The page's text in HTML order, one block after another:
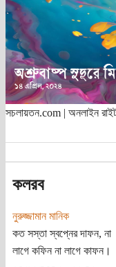
সচলায়তন.com | অনলাইন
কলরব
নুরুজ্জামান মানিক
কত সস্তা স্বপ্নের দাফন, না
লাগে কফিন না লাগে কাফন।